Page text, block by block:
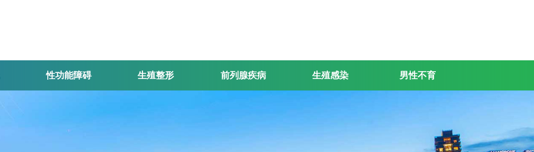
性功能障碍 生殖整形 前列腺疾病 生殖感染 男性不育